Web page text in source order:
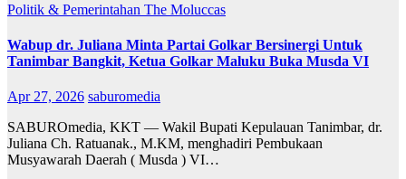
Politik & Pemerintahan The Moluccas
Wabup dr. Juliana Minta Partai Golkar Bersinergi Untuk
Tanimbar Bangkit, Ketua Golkar Maluku Buka Musda VI
Apr 27, 2026 saburomedia
SABUROmedia, KKT — Wakil Bupati Kepulauan Tanimbar, dr.
Juliana Ch. Ratuanak., M.KM, menghadiri Pembukaan
Musyawarah Daerah ( Musda ) VI…